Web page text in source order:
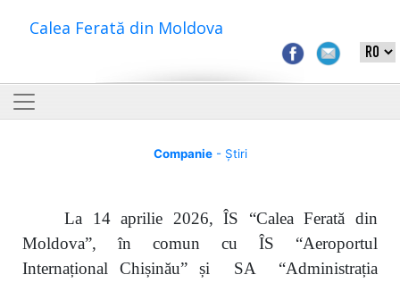
Calea Ferată din Moldova
Companie- Știri
La 14 aprilie 2026, ÎS “Calea Ferată din
Moldova”, în comun cu ÎS “Aeroportul
Internațional Chișinău” și SA “Administrația